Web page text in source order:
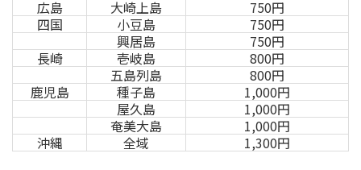
広島
大崎上島
750円
四国
小豆島
750円
興居島
750円
長崎
壱岐島
800円
五島列島
800円
鹿児島
種子島
1,000円
屋久島
1,000円
奄美大島
1,000円
沖縄
全域 1,300円